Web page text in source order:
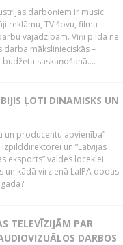
darboņiem ir music
reklāmu, TV šovu, filmu
vajadzībām. Viņi pilda ne
mākslinieciskās –
saskaņošanā....
ĻOTI DINAMISKS UN
un producentu apvienība”
un “Latvijas
eksports” valdes loceklei
un kādā virzienā LaIPA dodas
TELEVĪZIJĀM PAR
DARBOS